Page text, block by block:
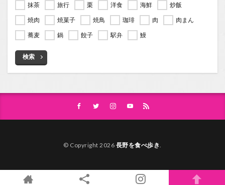
抹茶
旅行 栗 洋食 海鮮
炒飯
焼肉
焼菓子 焼鳥 珈琲 肉
肉まん
蕎麦
鍋 餃子 駅弁 鰻
検索
© Copyright 2026 長野を食べ歩き